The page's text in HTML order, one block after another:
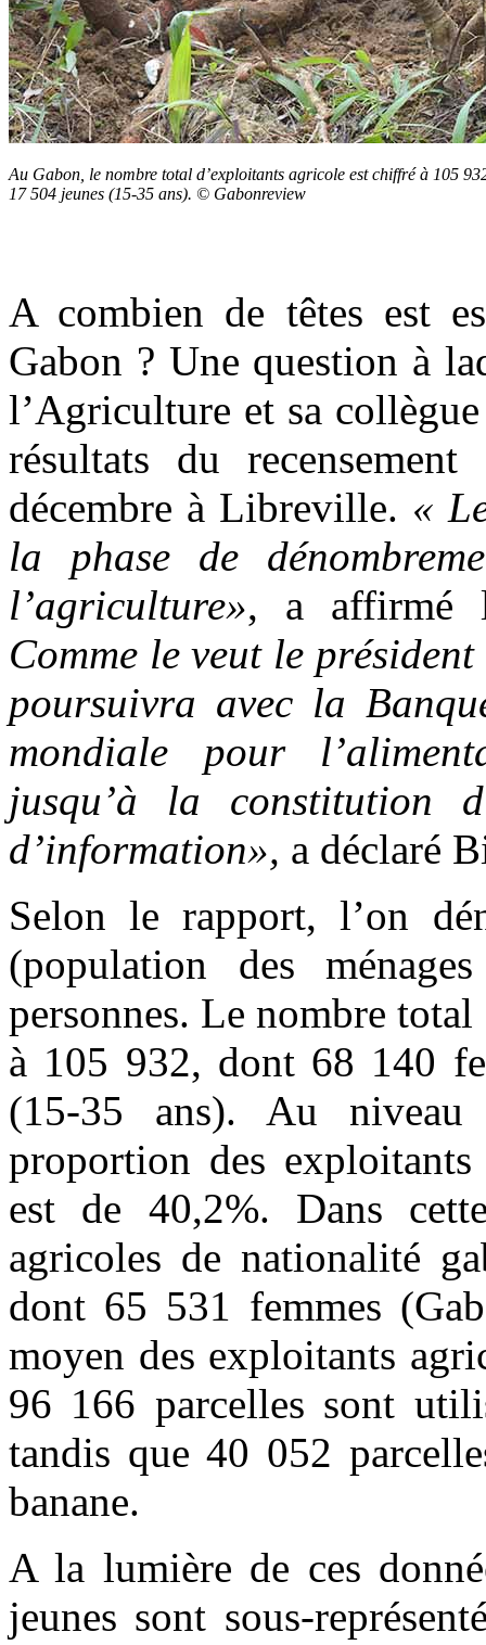
Au Gabon, le nombre total d’exploitants agricole est chiffré à 105
17 504 jeunes (15-35 ans). © Gabonreview
A combien de têtes est
Gabon ? Une question à
l’Agriculture et sa
résultats du
décembre à Libreville. «
la phase de
l’agriculture», a affirmé
Comme le veut le
poursuivra avec la
mondiale pour
jusqu’à la constitution
d’information», a déclaré
Selon le rapport, l’on
(population des
personnes. Le nombre
à 105 932, dont 68 140
(15-35 ans). Au
proportion des
est de 40,2%. Dans
agricoles de nationalité
dont 65 531 femmes
moyen des exploitants
96 166 parcelles sont
tandis que 40 052
banane.
A la lumière de ces
jeunes sont sous-